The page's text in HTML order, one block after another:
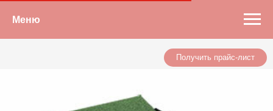
Меню
Получить прайс-лист